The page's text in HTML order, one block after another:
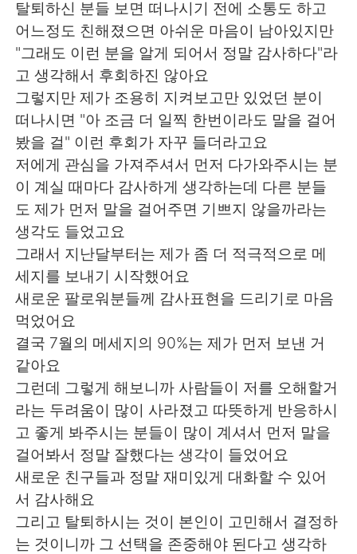
탈퇴하신 분들 보면 떠나시기 전에 소통도 하고
어느정도 친해졌으면 아쉬운 마음이 남아있지만
"그래도 이런 분을 알게 되어서 정말 감사하다"라
고 생각해서 후회하진 않아요
그렇지만 제가 조용히 지켜보고만 있었던 분이
떠나시면 "아 조금 더 일찍 한번이라도 말을 걸어
봤을 걸" 이런 후회가 자꾸 들더라고요
저에게 관심을 가져주셔서 먼저 다가와주시는 분
이 계실 때마다 감사하게 생각하는데 다른 분들
도 제가 먼저 말을 걸어주면 기쁘지 않을까라는
생각도 들었고요
그래서 지난달부터는 제가 좀 더 적극적으로 메
세지를 보내기 시작했어요
새로운 팔로워분들께 감사표현을 드리기로 마음
먹었어요
결국 7월의 메세지의 90%는 제가 먼저 보낸 거
같아요
그런데 그렇게 해보니까 사람들이 저를 오해할거
라는 두려움이 많이 사라졌고 따뜻하게 반응하시
고 좋게 봐주시는 분들이 많이 계셔서 먼저 말을
걸어봐서 정말 잘했다는 생각이 들었어요
새로운 친구들과 정말 재미있게 대화할 수 있어
서 감사해요
그리고 탈퇴하시는 것이 본인이 고민해서 결정하
는 것이니까 그 선택을 존중해야 된다고 생각하